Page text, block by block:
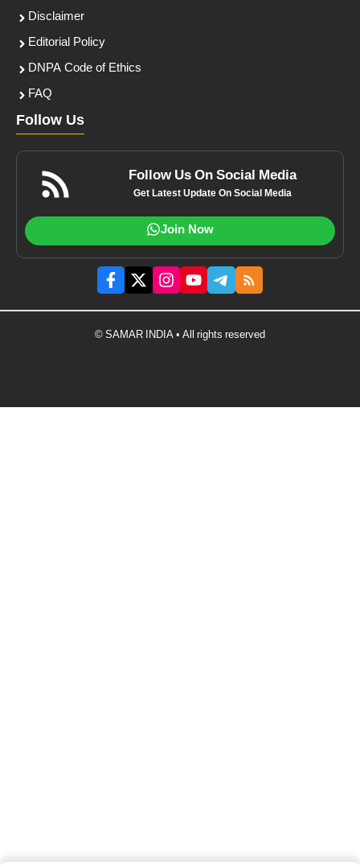
Disclaimer
Editorial Policy
DNPA Code of Ethics
FAQ
Follow Us
Follow Us On Social Media
Get Latest Update On Social Media
Join Now
© SAMAR INDIA • All rights reserved